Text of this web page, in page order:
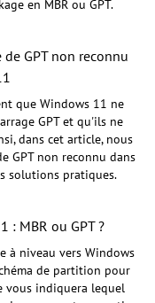
en MBR ou GPT.
GPT non reconnu
que Windows 11 ne
GPT et qu'ils ne
dans cet article, nous
GPT non reconnu dans
solutions pratiques.
: MBR ou GPT ?
à niveau vers Windows
de partition pour
vous indiquera lequel